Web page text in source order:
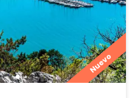
Nuevo